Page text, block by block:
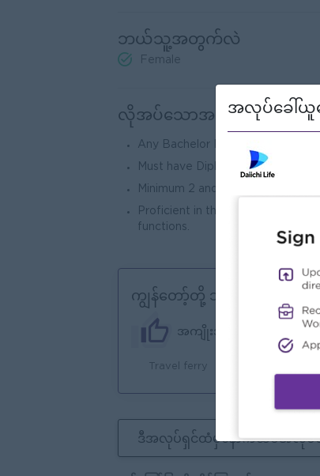
ဘယ်သူ့အတွက်လဲ
Female
လိုအပ်သောအရည်အချင်း
Any Bachelor Degree (Preferable
Must have Diploma LCCI Level
Minimum 2 and above years of
Proficient in the use in Microsoft
functions.
ကျွန်တော့်တို့ ဘာတွေကမ်းလှမ်
အကျိုးအမြတ်
Travel ferry
ဒီအလုပ်ရှင်ထံမှနောက်ထပ်အလုပ်မ
အလုပ်ခေါ်ယူ